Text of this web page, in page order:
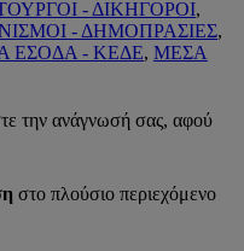
- ΔΙΚΗΓΟΡΟΙ,
- ΔΗΜΟΠΡΑΣΙΕΣ,
ΕΣΟΔΑ - ΚΕΔΕ, ΜΕΣΑ
την ανάγνωσή σας, αφού
στο πλούσιο περιεχόμενο